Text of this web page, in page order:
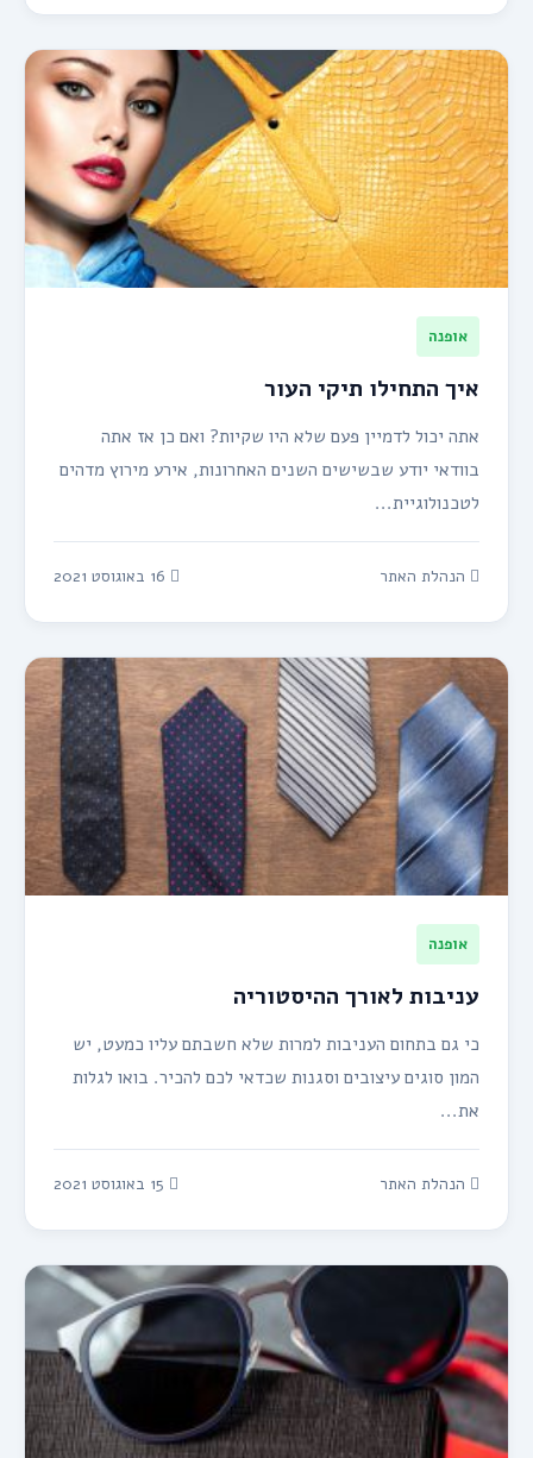
אופנה
איך התחילו תיקי העור
אתה יכול לדמיין פעם שלא היו שקיות? ואם כן אז אתה
בוודאי יודע שבשישים השנים האחרונות, אירע מירוץ מדהים
לטכנולוגיית...
הנהלת האתר
אופנה
עניבות לאורך ההיסטוריה
כי גם בתחום העניבות למרות שלא חשבתם עליו כמעט, יש
המון סוגים עיצובים וסגנות שכדאי לכם להכיר. בואו לגלות
את...
הנהלת האתר